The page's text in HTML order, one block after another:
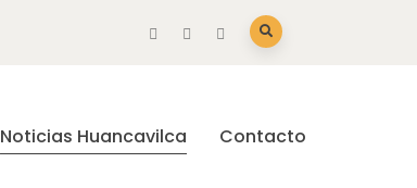
Noticias Huancavilca Contacto